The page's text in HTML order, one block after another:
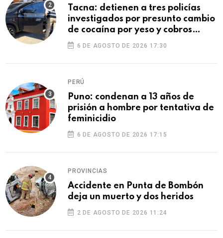
Tacna: detienen a tres policías
investigados por presunto cambio
de cocaína por yeso y cobros
ilegales
6 DE AGOSTO DE 2026 17:30
PERÚ
Puno: condenan a 13 años de
prisión a hombre por tentativa de
feminicidio
6 DE AGOSTO DE 2026 17:15
PROVINCIAS
Accidente en Punta de Bombón
deja un muerto y dos heridos
2 DE AGOSTO DE 2026 11:24